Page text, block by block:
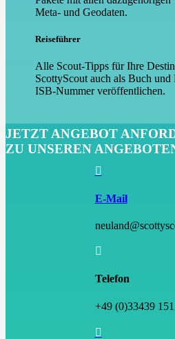
Meta- und Geodaten.
Reiseführer
Alle Scout-Tipps für Ihre
ScottyScout auch als Buch
ISB-Nummer veröffentlichen.
JETZT ANGEBOT
ZU UNSEREN

E-Mail

Telefon
+49 (0)33439
